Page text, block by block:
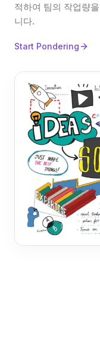
적하여 팀의 작업량
니다.
Start Pondering